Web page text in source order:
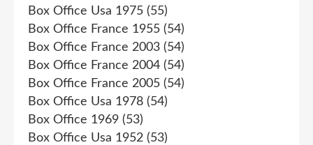
Box Office Usa 1975 (55)
Box Office France 1955 (54)
Box Office France 2003 (54)
Box Office France 2004 (54)
Box Office France 2005 (54)
Box Office Usa 1978 (54)
Box Office 1969 (53)
Box Office Usa 1952 (53)